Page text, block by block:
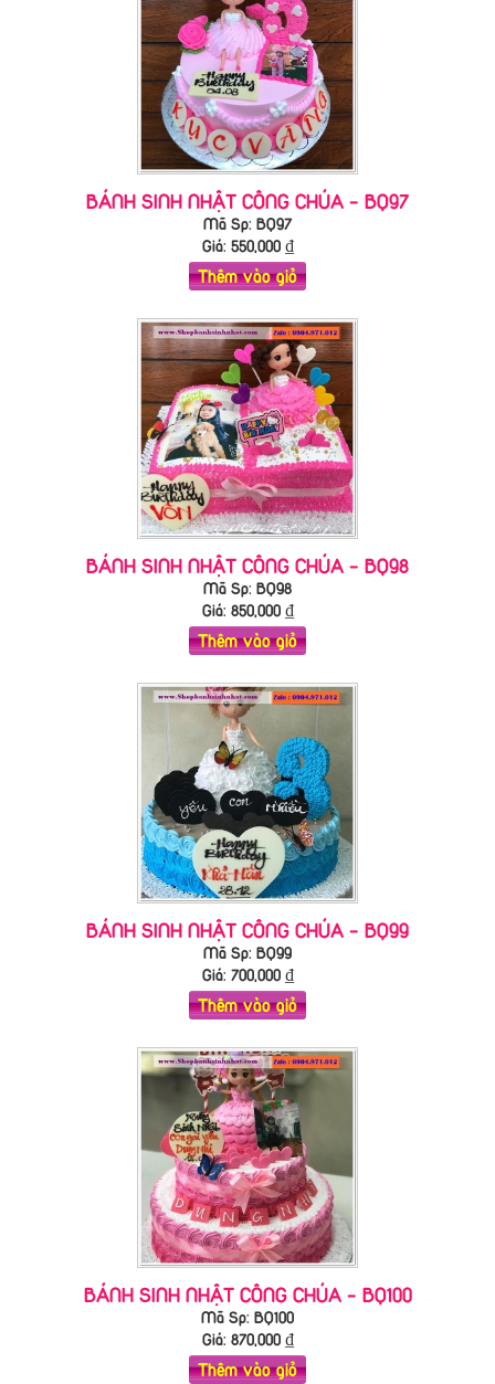
BÁNH SINH NHẬT CÔNG CHÚA - BQ97
Mã Sp: BQ97
Giá: 550,000₫
Thêm vào giỏ
BÁNH SINH NHẬT CÔNG CHÚA - BQ98
Mã Sp: BQ98
Giá: 850,000₫
Thêm vào giỏ
BÁNH SINH NHẬT CÔNG CHÚA - BQ99
Mã Sp: BQ99
Giá: 700,000₫
Thêm vào giỏ
BÁNH SINH NHẬT CÔNG CHÚA - BQ100
Mã Sp: BQ100
Giá: 870,000₫
Thêm vào giỏ